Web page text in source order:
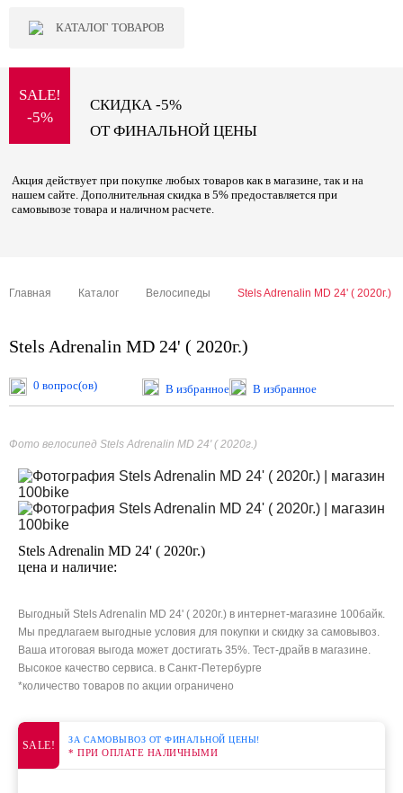
КАТАЛОГ ТОВАРОВ
SALE!
-5%
СКИДКА -5%
ОТ ФИНАЛЬНОЙ ЦЕНЫ
Акция действует при покупке любых товаров как в магазине, так и на
нашем сайте. Дополнительная скидка в 5% предоставляется при
самовывозе товара и наличном расчете.
Главная Каталог Велосипеды Stels Adrenalin MD 24' ( 2020г.)
Stels Adrenalin MD 24' ( 2020г.)
0 вопрос(ов) В избранное В избранное
Фото велосипед Stels Adrenalin MD 24' ( 2020г.)
Stels Adrenalin MD 24' ( 2020г.)
цена и наличие:
Выгодный Stels Adrenalin MD 24' ( 2020г.) в интернет-магазине 100байк.
Мы предлагаем выгодные условия для покупки и скидку за самовывоз.
Ваша итоговая выгода может достигать 35%. Тест-драйв в магазине.
Высокое качество сервиса. в Санкт-Петербурге
*количество товаров по акции ограничено
SALE! ЗА САМОВЫВОЗ ОТ ФИНАЛЬНОЙ ЦЕНЫ!
* ПРИ ОПЛАТЕ НАЛИЧНЫМИ